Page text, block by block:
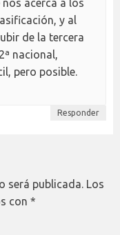
nos acerca a los
y al
de la tercera
nacional,
pero posible.
Responder
será publicada. Los
con *